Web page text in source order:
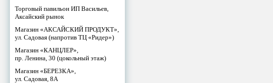
Торговый павильон ИП Васильев,
Аксайский рынок
Магазин «АКСАЙСКИЙ ПРОДУКТ»,
ул. Садовая (напротив ТЦ «Ридер»)
Магазин «КАНЦЛЕР»,
пр. Ленина, 30 (цокольный этаж)
Магазин «БЕРЕЗКА»,
ул. Садовая, 8А